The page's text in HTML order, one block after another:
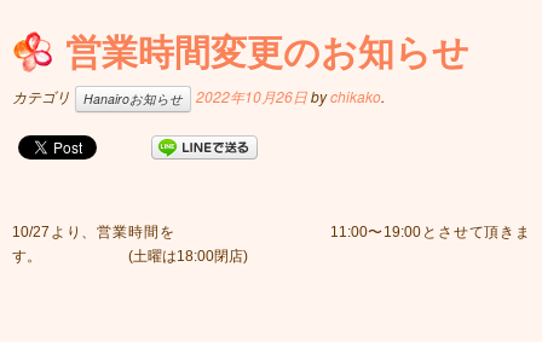
営業時間変更のお知らせ
カテゴリ Hanairoお知らせ 2022年10月26日bychikako.
10/27より、営業時間を 11:00〜19:00とさせて頂きま
す。 (土曜は18:00閉店)